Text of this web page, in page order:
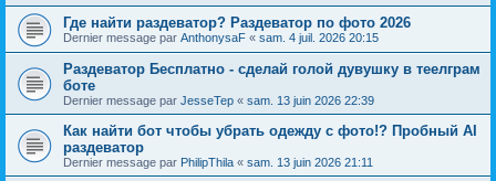
Где найти раздеватор? Раздеватор по фото 2026
Dernier message par AnthonysaF « sam. 4 juil. 2026 20:15
Раздеватор Бесплатно - сделай голой дувушку в теелграм
боте
Dernier message par JesseTep « sam. 13 juin 2026 22:39
Как найти бот чтобы убрать одежду с фото!? Пробный AI
раздеватор
Dernier message par PhilipThila « sam. 13 juin 2026 21:11